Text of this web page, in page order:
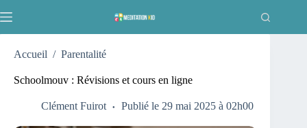
au
Accueil / Parentalité
Schoolmouv : Révisions et cours en ligne
Clément Fuirot Publié le 29 mai 2025 à 02h00